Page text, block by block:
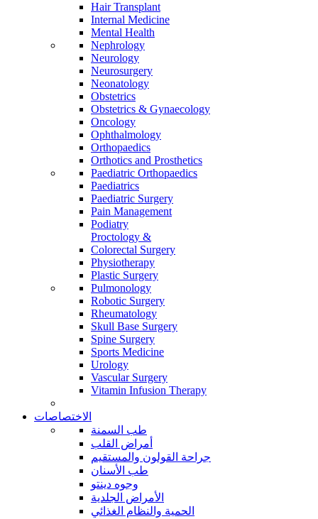
Hair Transplant
Internal Medicine
Mental Health
Nephrology
Neurology
Neurosurgery
Neonatology
Obstetrics
Obstetrics & Gynaecology
Oncology
Ophthalmology
Orthopaedics
Orthotics and Prosthetics
Paediatric Orthopaedics
Paediatrics
Paediatric Surgery
Pain Management
Podiatry
Proctology &
Colorectal Surgery
Physiotherapy
Plastic Surgery
Pulmonology
Robotic Surgery
Rheumatology
Skull Base Surgery
Spine Surgery
Sports Medicine
Urology
Vascular Surgery
Vitamin Infusion Therapy
الاختصاصات
طب السمنة
أمراض القلب
جراحة القولون والمستقيم
طب الأسنان
وجوه دينتو
الأمراض الجلدية
الحمية والنظام الغذائي